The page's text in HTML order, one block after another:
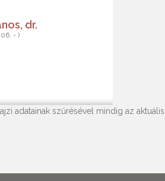
dr.
06. - )
adatainak szűrésével mindig az